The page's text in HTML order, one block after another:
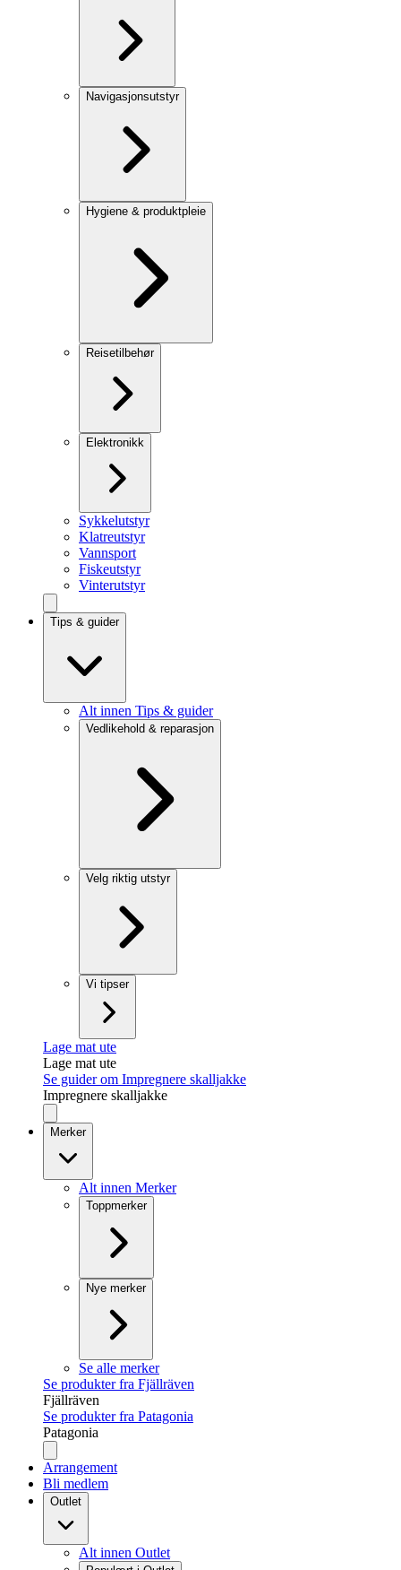
Navigasjonsutstyr
Hygiene & produktpleie
Reisetilbehør
Elektronikk
Sykkelutstyr
Klatreutstyr
Vannsport
Fiskeutstyr
Vinterutstyr
Tips & guider
Alt innen Tips & guider
Vedlikehold & reparasjon
Velg riktig utstyr
Vi tipser
Lage mat ute
Lage mat ute
Se guider om Impregnere skalljakke
Impregnere skalljakke
Merker
Alt innen Merker
Toppmerker
Nye merker
Se alle merker
Se produkter fra Fjällräven
Fjällräven
Se produkter fra Patagonia
Patagonia
Arrangement
Bli medlem
Outlet
Alt innen Outlet